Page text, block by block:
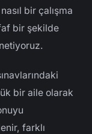
nasıl bir çalışma
bir şekilde
bir aile olarak
farklı